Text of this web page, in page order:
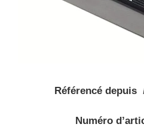
Référencé depuis
Numéro